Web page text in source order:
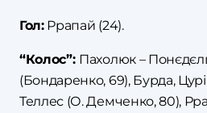
Гол:Ррапай (24).
“Колос”: Пахолюк –
(Бондаренко, 69), Бурда,
Теллес (О. Демченко, 80),